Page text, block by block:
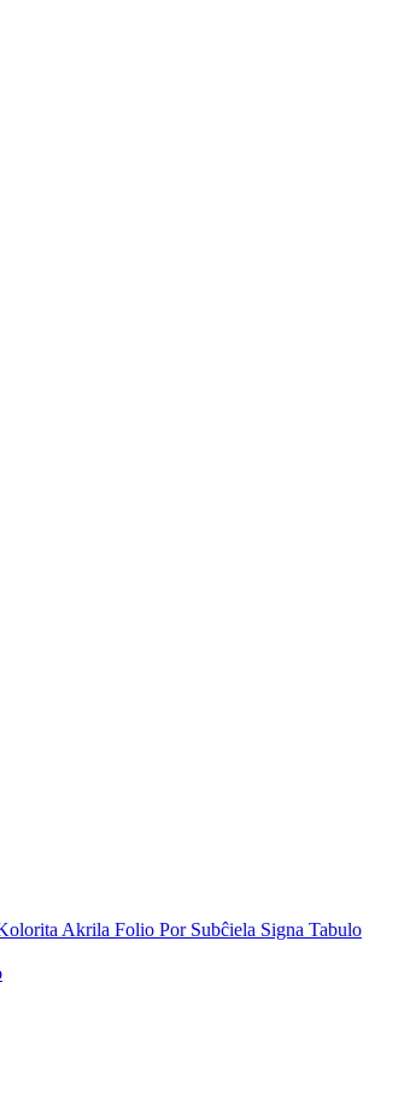
Akrila Folio Por Subĉiela Signa Tabulo